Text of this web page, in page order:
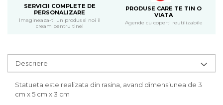
SERVICII COMPLETE DE
PERSONALIZARE
Imagineaza-ti un produs si noi il
cream pentru tine!
PRODUSE CARE TE TIN O
VIATA
Agende cu coperti reutilizabile
Descriere
Statueta este realizata din rasina, avand dimensiunea de 3
cm x 5 cm x 3 cm